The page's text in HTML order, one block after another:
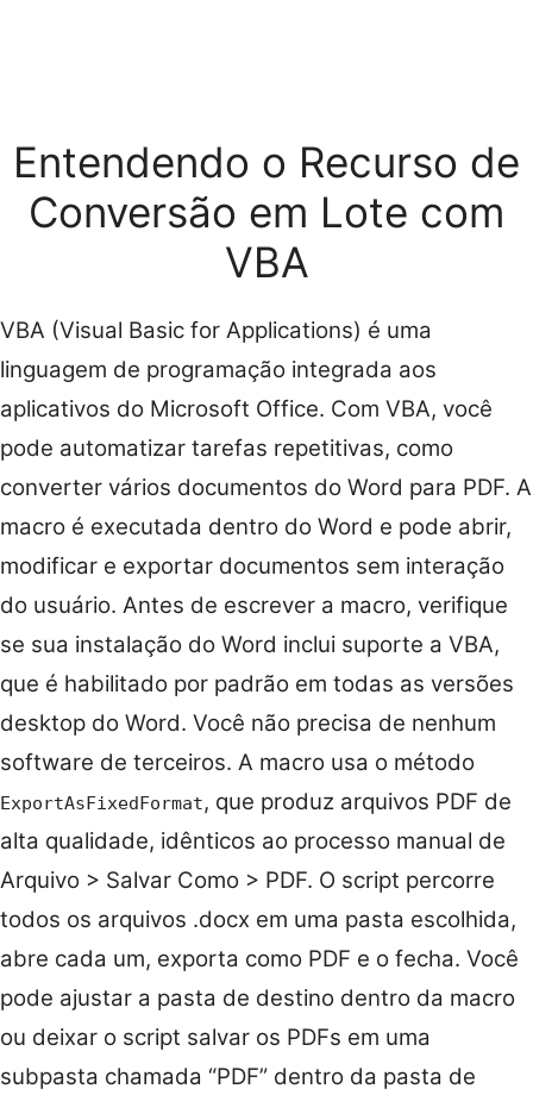
Entendendo o Recurso de
Conversão em Lote com
VBA
VBA (Visual Basic for Applications) é uma
linguagem de programação integrada aos
aplicativos do Microsoft Office. Com VBA, você
pode automatizar tarefas repetitivas, como
converter vários documentos do Word para PDF. A
macro é executada dentro do Word e pode abrir,
modificar e exportar documentos sem interação
do usuário. Antes de escrever a macro, verifique
se sua instalação do Word inclui suporte a VBA,
que é habilitado por padrão em todas as versões
desktop do Word. Você não precisa de nenhum
software de terceiros. A macro usa o método
ExportAsFixedFormat, que produz arquivos PDF de
alta qualidade, idênticos ao processo manual de
Arquivo > Salvar Como > PDF. O script percorre
todos os arquivos .docx em uma pasta escolhida,
abre cada um, exporta como PDF e o fecha. Você
pode ajustar a pasta de destino dentro da macro
ou deixar o script salvar os PDFs em uma
subpasta chamada “PDF” dentro da pasta de